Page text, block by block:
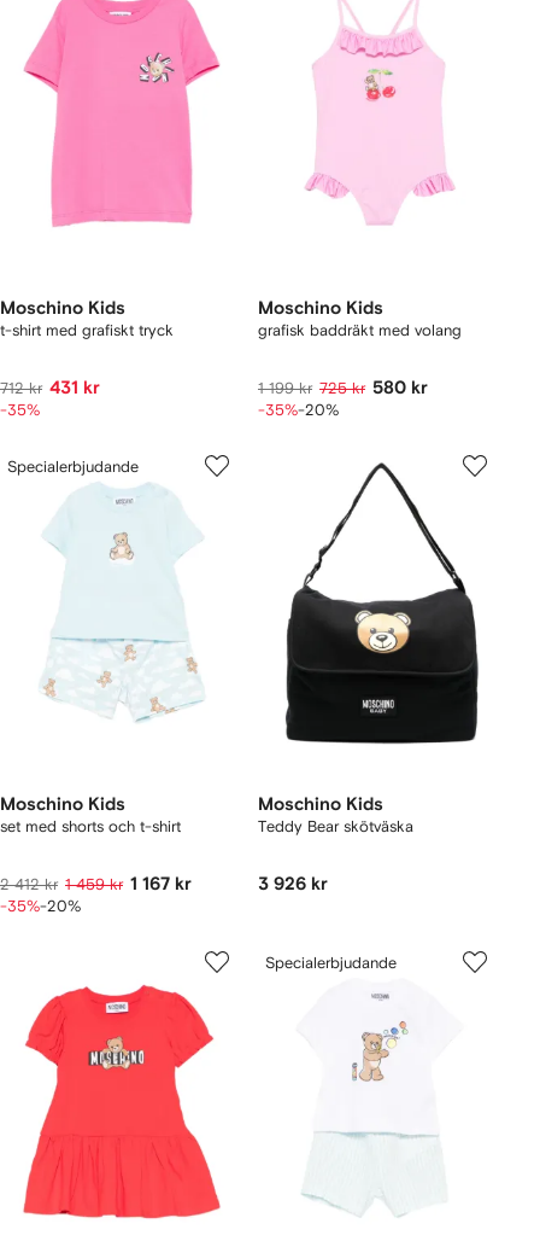
Moschino Kids
t-shirt med grafiskt tryck
712 kr 431 kr
-35%
Moschino Kids
grafisk baddräkt med volang
1 199 kr 725 kr 580 kr
-35%-20%
Specialerbjudande
Moschino Kids
set med shorts och t-shirt
2 412 kr 1 459 kr 1 167 kr
-35%-20%
Moschino Kids
Teddy Bear skötväska
3 926 kr
Specialerbjudande